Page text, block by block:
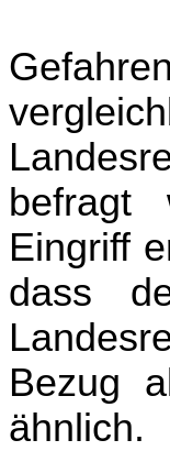
befragt
Eingriff
dass
Bezug
ähnlich.